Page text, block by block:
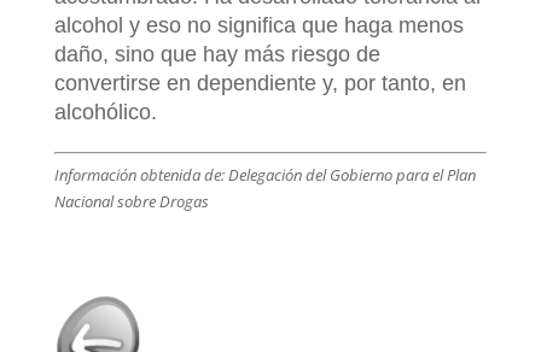
alcohol y eso no significa que haga menos
daño, sino que hay más riesgo de
convertirse en dependiente y, por tanto, en
alcohólico.
Información obtenida de: Delegación del Gobierno para el Plan
Nacional sobre Drogas